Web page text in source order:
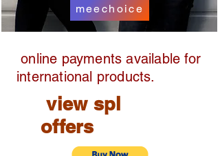
meechoice
online payments available for
international products.
view spl
offers